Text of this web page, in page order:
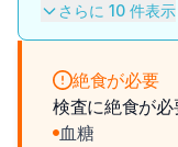
さらに 10 件表示
絶食が必要
検査に絶食が必
血糖